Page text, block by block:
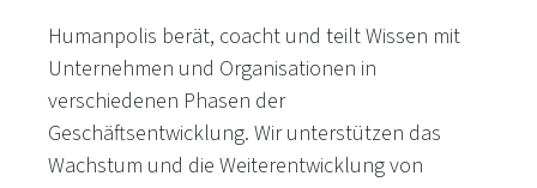
Humanpolis berät, coacht und teilt Wissen mit
Unternehmen und Organisationen in
verschiedenen Phasen der
Geschäftsentwicklung. Wir unterstützen das
Wachstum und die Weiterentwicklung von